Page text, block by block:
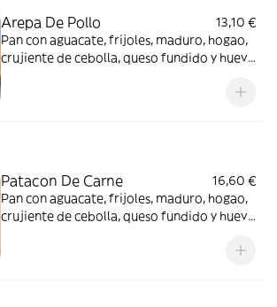
Arepa De Pollo
13,10 €
Pan con aguacate, frijoles, maduro, hogao,
crujiente de cebolla, queso fundido y huevo
Patacon De Carne
16,60 €
Pan con aguacate, frijoles, maduro, hogao,
crujiente de cebolla, queso fundido y huevo